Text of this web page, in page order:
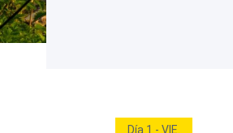
Día 1 - VIE.